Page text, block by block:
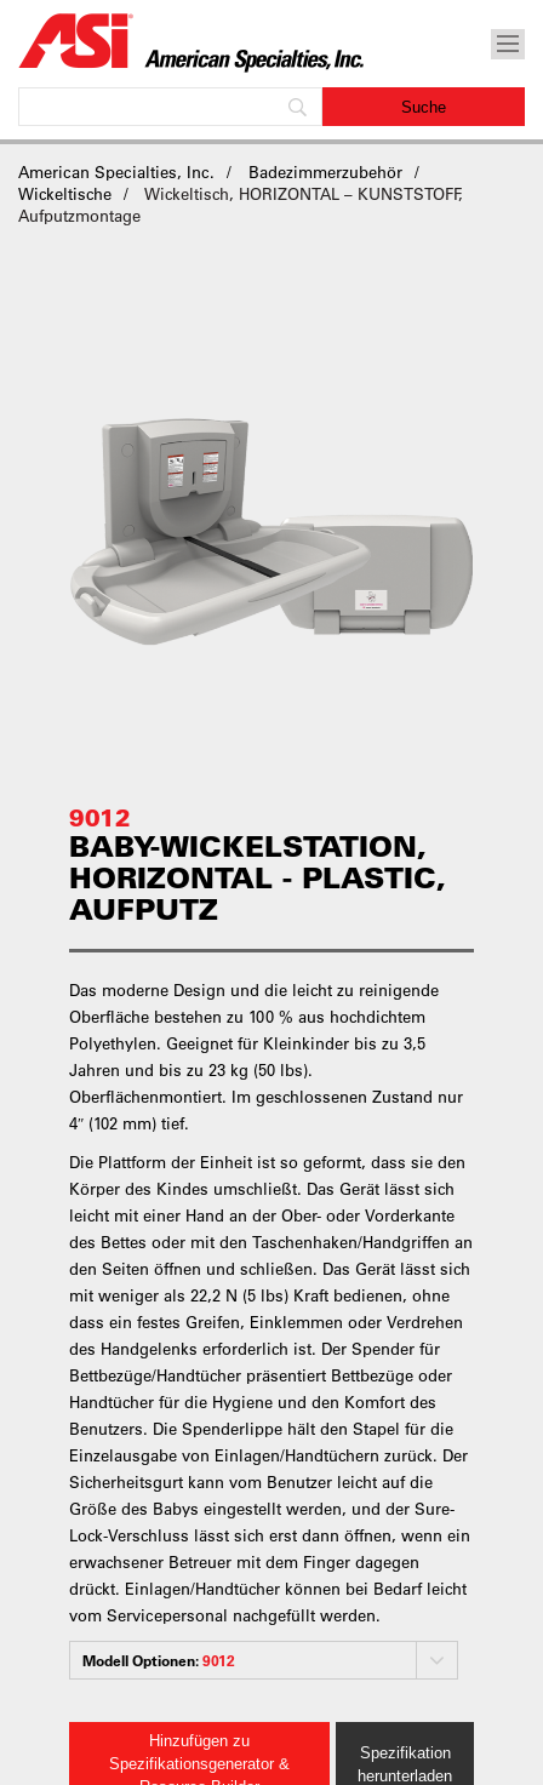
American Specialties, Inc.
Badezimmerzubehör
Wickeltische
Wickeltisch, HORIZONTAL – KUNSTSTOFF,
Aufputzmontage
9012
BABY-WICKELSTATION,
HORIZONTAL - PLASTIC,
AUFPUTZ
Das moderne Design und die leicht zu reinigende
Oberfläche bestehen zu 100 % aus hochdichtem
Polyethylen. Geeignet für Kleinkinder bis zu 3,5
Jahren und bis zu 23 kg (50 lbs).
Oberflächenmontiert. Im geschlossenen Zustand nur
4″ (102 mm) tief.
Die Plattform der Einheit ist so geformt, dass sie den
Körper des Kindes umschließt. Das Gerät lässt sich
leicht mit einer Hand an der Ober- oder Vorderkante
des Bettes oder mit den Taschenhaken/Handgriffen an
den Seiten öffnen und schließen. Das Gerät lässt sich
mit weniger als 22,2 N (5 lbs) Kraft bedienen, ohne
dass ein festes Greifen, Einklemmen oder Verdrehen
des Handgelenks erforderlich ist. Der Spender für
Bettbezüge/Handtücher präsentiert Bettbezüge oder
Handtücher für die Hygiene und den Komfort des
Benutzers. Die Spenderlippe hält den Stapel für die
Einzelausgabe von Einlagen/Handtüchern zurück. Der
Sicherheitsgurt kann vom Benutzer leicht auf die
Größe des Babys eingestellt werden, und der Sure-
Lock-Verschluss lässt sich erst dann öffnen, wenn ein
erwachsener Betreuer mit dem Finger dagegen
drückt. Einlagen/Handtücher können bei Bedarf leicht
vom Servicepersonal nachgefüllt werden.
Modell Optionen:9012
Hinzufügen zu
Spezifikationsgenerator &
Spezifikation
herunterladen